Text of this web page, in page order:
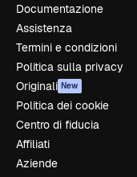
Documentazione
Assistenza
Termini e condizioni
Politica sulla privacy
Originali New
Politica dei cookie
Centro di fiducia
Affiliati
Aziende